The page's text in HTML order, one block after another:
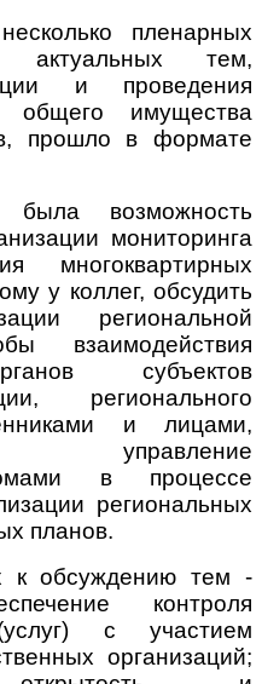
пленарных
актуальных тем,
и проведения
общего имущества
прошло в формате
возможность
мониторинга
многоквартирных
у коллег, обсудить
региональной
взаимодействия
субъектов
регионального
и лицами,
управление
в процессе
региональных
планов.
к обсуждению тем -
контроля
с участием
организаций;